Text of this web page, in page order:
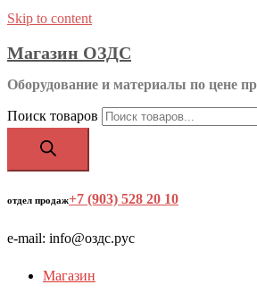
Skip to content
Магазин ОЗДС
Оборудование и материалы по цене
Поиск товаров
отдел продаж+7 (903) 528 20 10
e-mail: info@оздс.рус
Магазин